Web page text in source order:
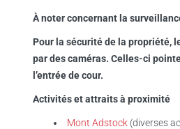
À noter concernant la
Pour la sécurité de la propriété,
par des caméras. Celles-ci
l’entrée de cour.
Activités et attraits à proximité
Mont Adstock(diverses